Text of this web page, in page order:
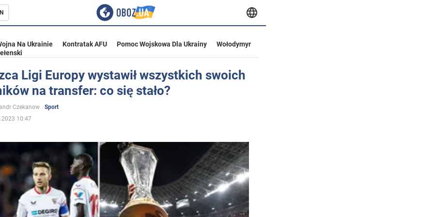
Ukrainie
Na Ukrainie Kontratak AFU Pomoc Wojskowa Dla Ukrainy
Wołodymyr
Ligi Europy wystawił wszystkich swoich
na transfer: co się stało?
Czekanow
Sport
10:47